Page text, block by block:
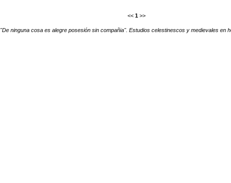
<< 1 >>
"De ninguna cosa es alegre posesión sin compañia". Estudios celestinescos y medievales en